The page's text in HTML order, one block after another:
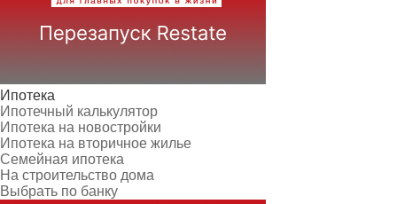
Ипотека
Ипотечный калькулятор
Ипотека на новостройки
Ипотека на вторичное жилье
Семейная ипотека
На строительство дома
Выбрать по банку